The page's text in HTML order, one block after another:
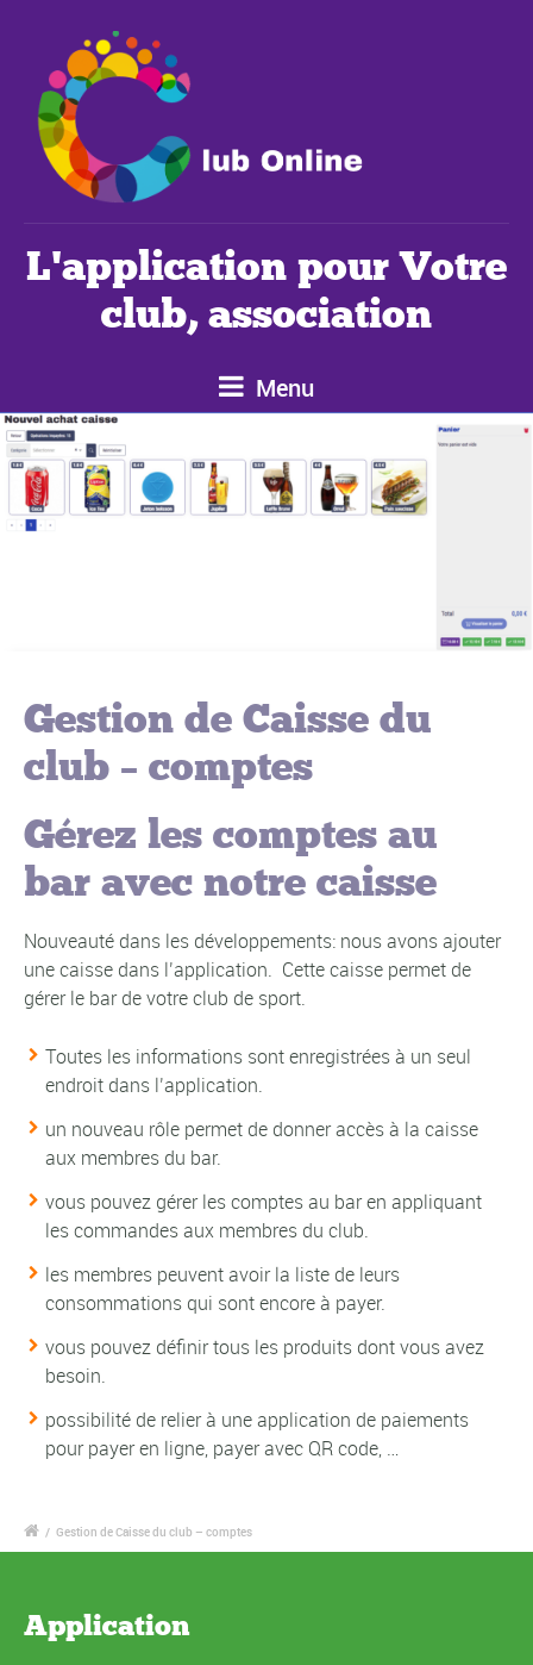
L'application pour Votre
club, association
Menu
Gestion de Caisse du
club – comptes
Gérez les comptes au
bar avec notre caisse
Nouveauté dans les développements: nous avons ajouter
une caisse dans l’application. Cette caisse permet de
gérer le bar de votre club de sport.
Toutes les informations sont enregistrées à un seul
endroit dans l’application.
un nouveau rôle permet de donner accès à la caisse
aux membres du bar.
vous pouvez gérer les comptes au bar en appliquant
les commandes aux membres du club.
les membres peuvent avoir la liste de leurs
consommations qui sont encore à payer.
vous pouvez définir tous les produits dont vous avez
besoin.
possibilité de relier à une application de paiements
pour payer en ligne, payer avec QR code, …
/ Gestion de Caisse du club – comptes
Application